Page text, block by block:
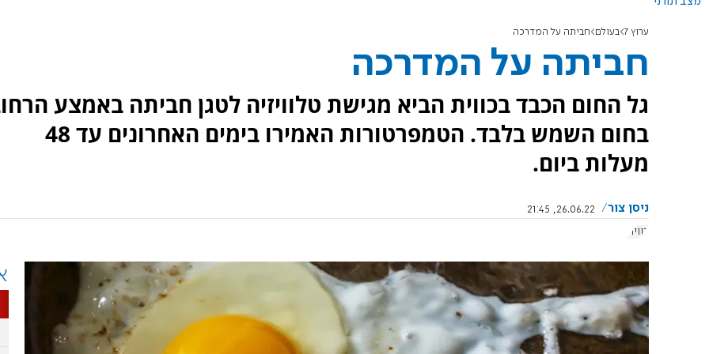
ערוץ 7 בעולם חביתה על המדרכה
חביתה על המדרכה
גל החום הכבד בכווית הביא מגישת טלוויזיה לטגן חביתה באמצע
בחום השמש בלבד. הטמפרטורות האמירו בימים האחרונים עד 48
מעלות ביום.
ניסן צור
26.06.22, 21:45
כווית